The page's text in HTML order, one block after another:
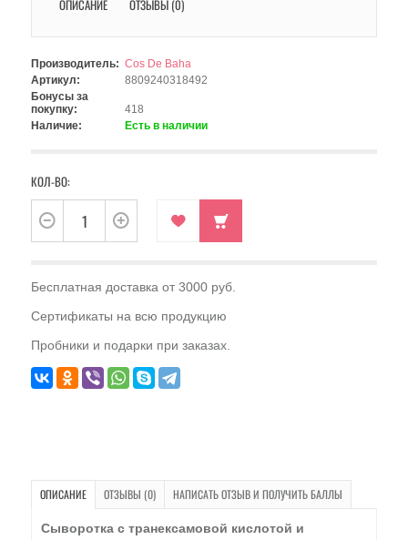
ОПИСАНИЕ ОТЗЫВЫ (0)
Производитель: Cos De Baha
Артикул:
8809240318492
Бонусы за
покупку:
418
Наличие:
Есть в наличии
КОЛ-ВО:
Бесплатная доставка от 3000 руб.
Сертификаты на всю продукцию
Пробники и подарки при заказах.
ОПИСАНИЕ ОТЗЫВЫ (0) НАПИСАТЬ ОТЗЫВ И ПОЛУЧИТЬ БАЛЛЫ
Сыворотка с транексамовой кислотой и